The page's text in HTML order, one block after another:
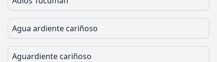
Agua ardiente cariñoso
Aguardiente cariñoso